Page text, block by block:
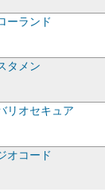
ーランド
タメン
リオセキュア
オコード